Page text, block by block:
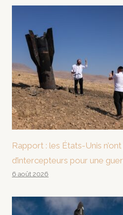
Rapport : les États-Unis
d’intercepteurs pour une
6 août 2026